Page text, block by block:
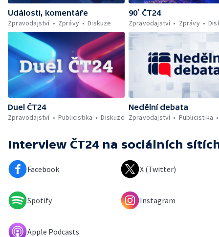
Události, komentáře
Zpravodajství
Zprávy Diskuze
90’ ČT24
Zpravodajství
Zprávy
Duel ČT24
Zpravodajství
Publicistika Diskuze
Nedělní debata
Zpravodajství
Publicistika
Interview ČT24 na sociálních
Facebook X (Twitter)
Spotify Instagram
Apple Podcasts